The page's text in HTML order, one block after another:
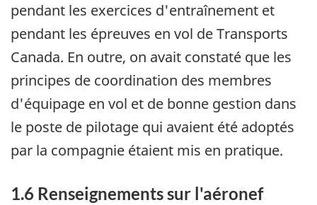
pendant les exercices d'entraînement et
pendant les épreuves en vol de Transports
Canada. En outre, on avait constaté que les
principes de coordination des membres
d'équipage en vol et de bonne gestion dans
le poste de pilotage qui avaient été adoptés
par la compagnie étaient mis en pratique.
1.6 Renseignements sur l'aéronef